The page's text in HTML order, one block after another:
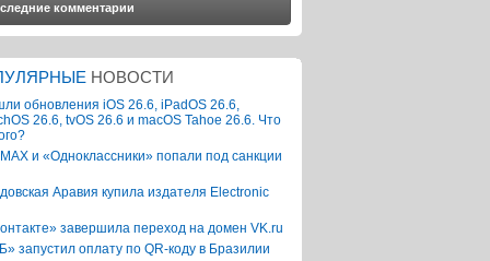
комментарии
НОВОСТИ
обновления iOS 26.6, iPadOS 26.6,
26.6, tvOS 26.6 и macOS Tahoe 26.6. Что
и «Одноклассники» попали под санкции
Аравия купила издателя Electronic
завершила переход на домен VK.ru
запустил оплату по QR-коду в Бразилии